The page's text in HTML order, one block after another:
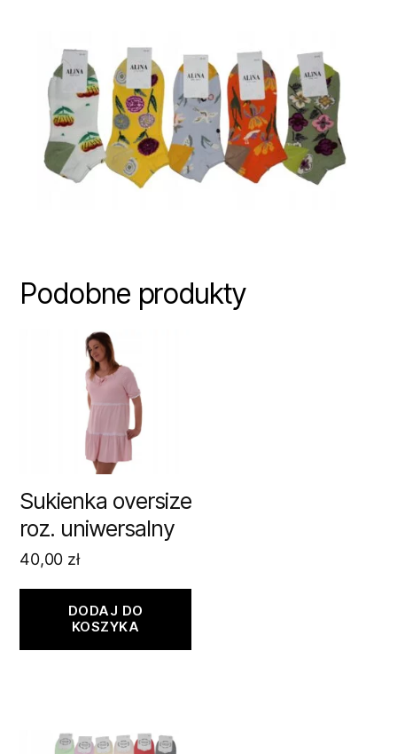
Podobne produkty
Sukienka oversize
roz. uniwersalny
40,00 zł
DODAJ DO
KOSZYKA